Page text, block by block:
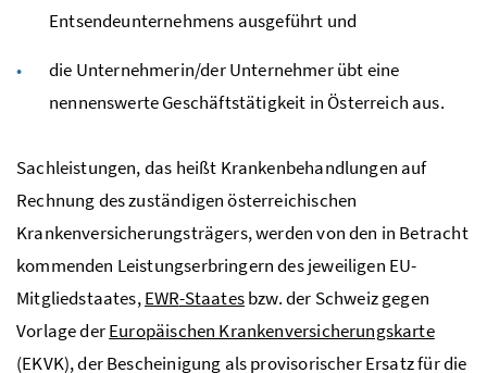
Entsendeunternehmens ausgeführt und
die Unternehmerin/der Unternehmer übt eine
nennenswerte Geschäftstätigkeit in Österreich aus.
Sachleistungen, das heißt Krankenbehandlungen auf
Rechnung des zuständigen österreichischen
Krankenversicherungsträgers, werden von den in Betracht
kommenden Leistungserbringern des jeweiligen EU-
Mitgliedstaates,EWR-Staatesbzw.der Schweiz gegen
Vorlage derEuropäischen Krankenversicherungskarte
(EKVK), der Bescheinigung als provisorischer Ersatz für die